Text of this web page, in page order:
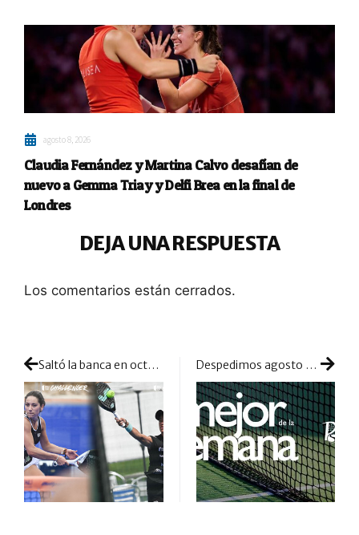
agosto 8, 2026
Claudia Fernández y Martina Calvo desafían de
nuevo a Gemma Triay y Delfi Brea en la final de
Londres
DEJA UNA RESPUESTA
Los comentarios están cerrados.
Saltó la banca en octavos: doble resultado contra pronóstico en Calanda Despedimos agosto enfocados en el Challenger de Calanda y los numerosos cambios de parejas del cuadro femenino